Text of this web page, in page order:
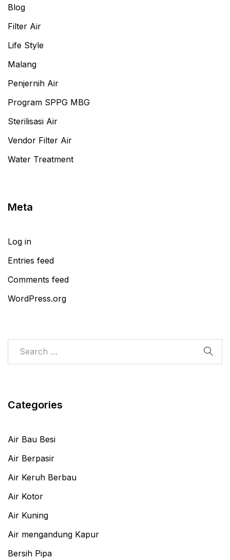
Blog
Filter Air
Life Style
Malang
Penjernih Air
Program SPPG MBG
Sterilisasi Air
Vendor Filter Air
Water Treatment
Meta
Log in
Entries feed
Comments feed
WordPress.org
Categories
Air Bau Besi
Air Berpasir
Air Keruh Berbau
Air Kotor
Air Kuning
Air mengandung Kapur
Bersih Pipa